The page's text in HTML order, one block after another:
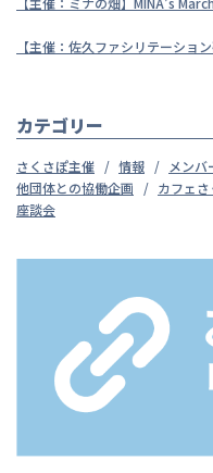
【主催：佐久ファシリテーショ
カテゴリー
さくさぽ主催 情報 メンバ
他団体との協働企画
カフェ
座談会